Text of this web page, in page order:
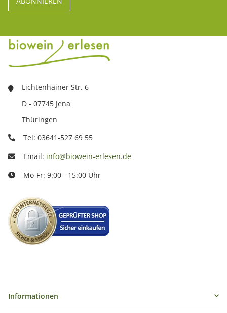
Lichtenhainer Str. 6
D - 07745 Jena
Thüringen
Tel: 03641-527 69 55
Email: info@biowein-erlesen.de
Mo-Fr: 9:00 - 15:00 Uhr
Informationen